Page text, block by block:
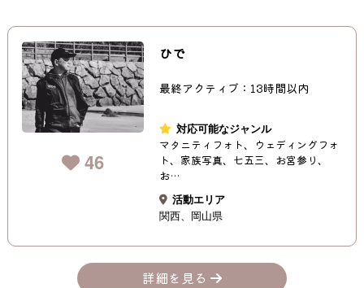
46
ひで
最終アクティブ：13時間以内
対応可能なジャンル
マタニティフォト、ウェディングフォ
ト、家族写真、七五三、お宮参り、
お…
活動エリア
関西
岡山県
詳細を見る